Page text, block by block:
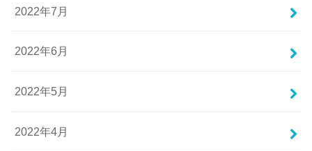
2022年7月
2022年6月
2022年5月
2022年4月